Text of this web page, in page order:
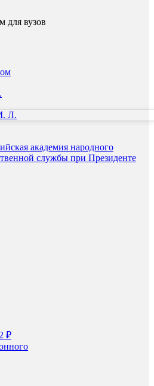
для вузов
Л.
академия народного
службы при Президенте
₽